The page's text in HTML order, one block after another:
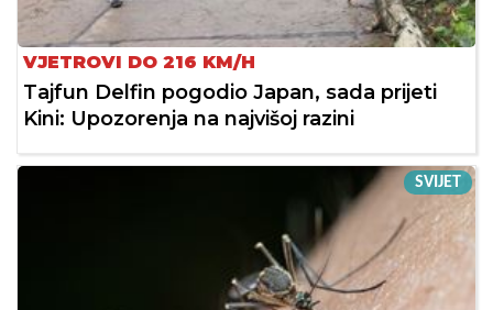
VJETROVI DO 216 KM/H
Tajfun Delfin pogodio Japan, sada prijeti
Kini: Upozorenja na najvišoj razini
SVIJET